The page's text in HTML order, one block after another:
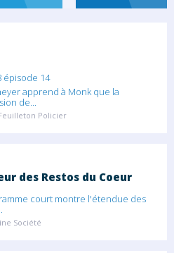
épisode 14
apprend à Monk que la
de...
Policier
des Restos du Coeur
court montre l'étendue des
Société